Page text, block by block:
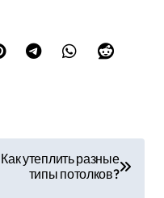
Как утеплить разные
типы потолков?